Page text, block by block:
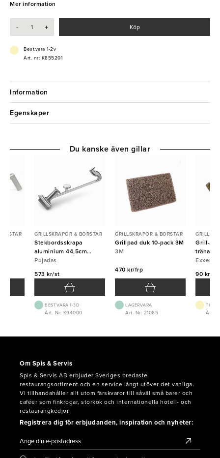
Mer information
- + Köp
Best.vara 1-2v
Art. nr: K855201
Information
Egenskaper
GRILLSKRAPOR & BORSTAR
Stekbordsskrapa
aluminium 44,5cm
Pujadas
Pujadas
573 kr/st
BEST.VARA 1-3D
Art. Nr: K94000
GRILLSKRAPOR & BORSTAR
Grillpad duk 10-pack 3M
3M
470 kr/frp
LAGERVARA
Art. Nr: 21085
Grill-/
blad
Exxent
90 kr/st
Art.
Du kanske även gillar
Om Spis & Servis
Spis & Servis AB erbjuder Sveriges bredaste
restaurangsortiment och en service långt utöver det vanliga.
Vi tillhandahåller allt utom färskvaror till såväl små barer och
caféer som finkrogar, storkök och internationella hotell- och
restaurangkedjor.
Registrera dig för erbjudanden, inspiration och nyheter: